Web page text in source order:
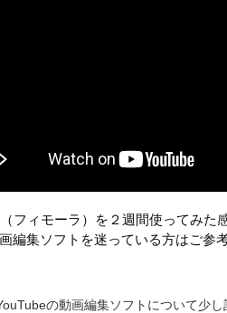
（フィモーラ）を２週間使ってみ
編集ソフトを迷っている方はご参
の動画編集ソフトについて少